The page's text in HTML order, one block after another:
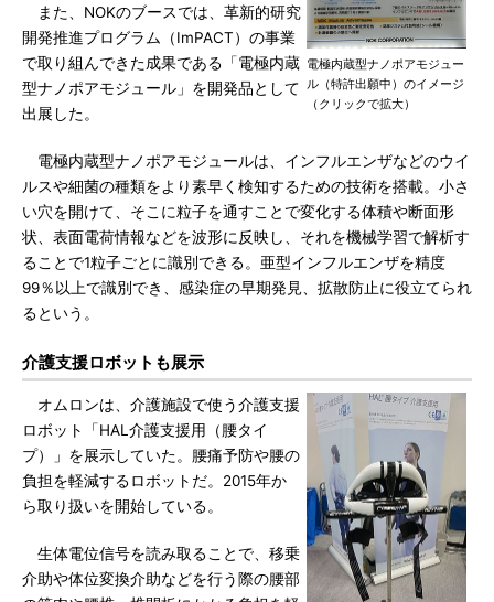
電極内蔵型ナノポアモジュー
ル（特許出願中）のイメージ
（クリックで拡大）
また、NOKのブースでは、革新的研究
開発推進プログラム（ImPACT）の事業
で取り組んできた成果である「電極内蔵
型ナノポアモジュール」を開発品として
出展した。
電極内蔵型ナノポアモジュールは、インフルエンザなどのウイ
ルスや細菌の種類をより素早く検知するための技術を搭載。小さ
い穴を開けて、そこに粒子を通すことで変化する体積や断面形
状、表面電荷情報などを波形に反映し、それを機械学習で解析す
ることで1粒子ごとに識別できる。亜型インフルエンザを精度
99％以上で識別でき、感染症の早期発見、拡散防止に役立てられ
るという。
介護支援ロボットも展示
オムロンは、介護施設で使う介護支援
ロボット「HAL介護支援用（腰タイ
プ）」を展示していた。腰痛予防や腰の
負担を軽減するロボットだ。2015年か
ら取り扱いを開始している。
生体電位信号を読み取ることで、移乗
介助や体位変換介助などを行う際の腰部